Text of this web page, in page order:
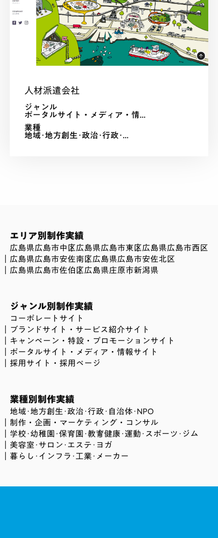
人材派遣会社
ジャンル
ポータルサイト・メディア・情...
業種
地域･地方創生･政治･行政･...
エリア別制作実績
広島県広島市中区広島県広島市東区広島県広島市西区
広島県広島市安佐南区広島県広島市安佐北区
広島県広島市佐伯区広島県庄原市新潟県
ジャンル別制作実績
コーポレートサイト
ブランドサイト・サービス紹介サイト
キャンペーン・特設・プロモーションサイト
ポータルサイト・メディア・情報サイト
採用サイト・採用ページ
業種別制作実績
地域･地方創生･政治･行政･自治体･NPO
制作・企画・マーケティング・コンサル
学校･幼稚園･保育園･教育健康･運動･スポーツ･ジム
美容室･サロン･エステ･ヨガ
暮らし･インフラ･工業･メーカー